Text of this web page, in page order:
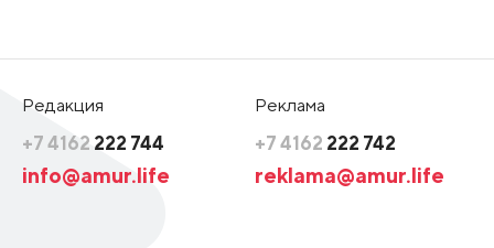
Редакция
+7 4162 222 744
info@amur.life
Реклама
+7 4162 222 742
reklama@amur.life